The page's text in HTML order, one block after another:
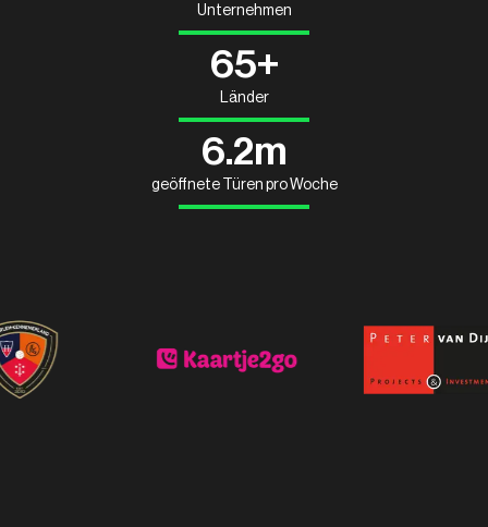
Unternehmen
65+
Länder
6.2m
geöffnete Türen pro Woche